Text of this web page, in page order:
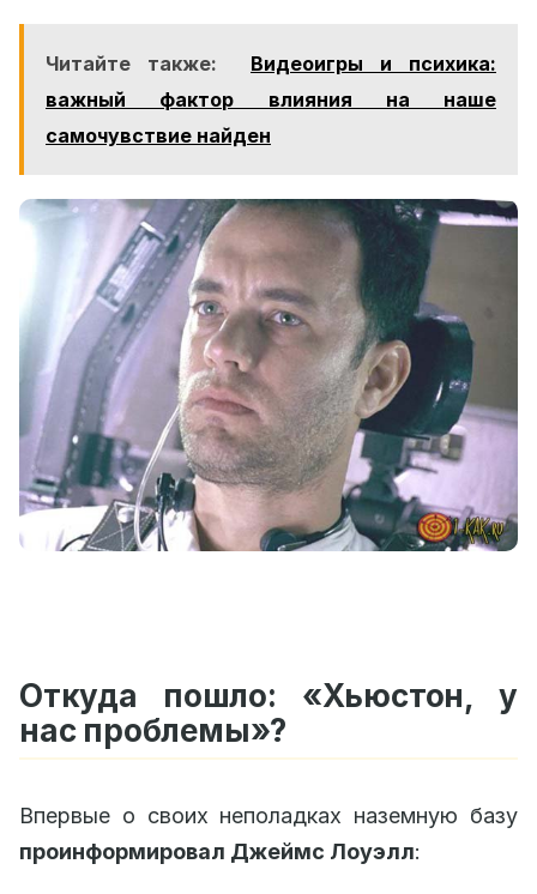
Читайте также:
Видеоигры и психика:
важный фактор влияния на наше
самочувствие найден
Откуда пошло: «Хьюстон, у
нас проблемы»?
Впервые о своих неполадках наземную базу
проинформировал Джеймс Лоуэлл: